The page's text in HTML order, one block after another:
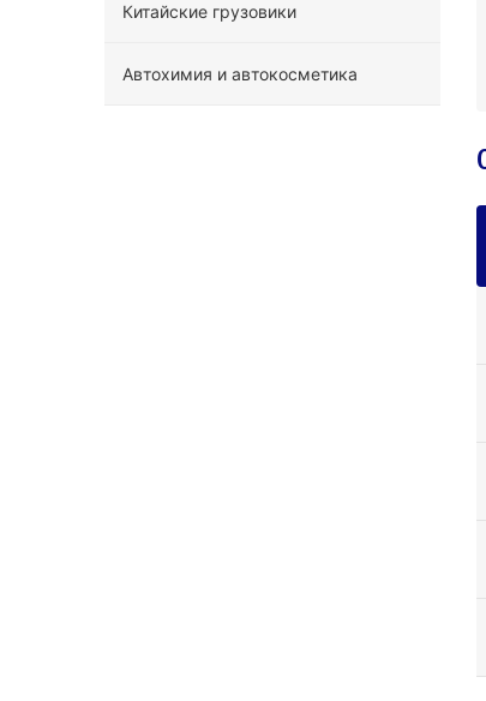
Китайские грузовики
Автохимия и автокосметика